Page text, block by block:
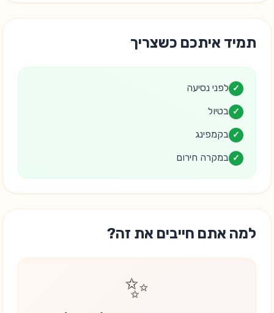
תמיד איתכם כשצריך
✓ לפני נסיעה
✓ בטיול
✓ בקמפינג
✓ במקרה חירום
למה אתם חייבים את זה?
✨